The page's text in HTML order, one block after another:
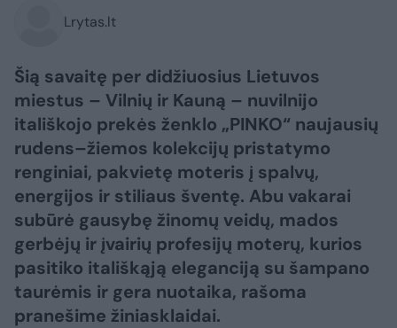
Lrytas.lt
Šią savaitę per didžiuosius Lietuvos
miestus – Vilnių ir Kauną – nuvilnijo
itališkojo prekės ženklo „PINKO“ naujausių
rudens–žiemos kolekcijų pristatymo
renginiai, pakvietę moteris į spalvų,
energijos ir stiliaus šventę. Abu vakarai
subūrė gausybę žinomų veidų, mados
gerbėjų ir įvairių profesijų moterų, kurios
pasitiko itališkąją eleganciją su šampano
taurėmis ir gera nuotaika, rašoma
pranešime žiniasklaidai.